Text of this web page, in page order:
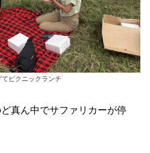
ピクニックランチ
真ん中でサファリカーが停